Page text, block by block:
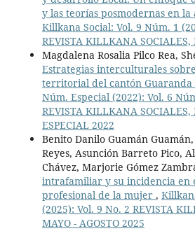
y las teorías posmodernas en
Killkana Social: Vol. 9 Núm. 1
REVISTA KILLKANA SOCIALES,
Magdalena Rosalia Pilco Rea,
Estrategias interculturales
territorial del cantón Guaranda
Núm. Especial (2022): Vol. 6
REVISTA KILLKANA SOCIALES,
ESPECIAL 2022
Benito Danilo Guamán
Reyes, Asunción Barreto Pico,
Chávez, Marjorie Gómez
intrafamiliar y su incidencia en
profesional de la mujer ,
(2025): Vol. 9 No. 2 REVISTA
MAYO - AGOSTO 2025